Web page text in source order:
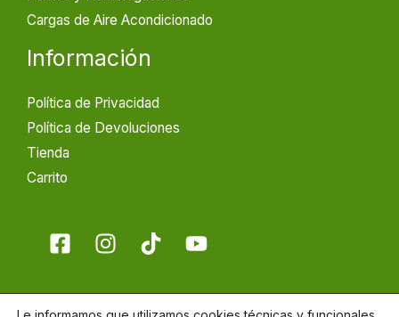
Cargas de Aire Acondicionado
Información
Política de Privacidad
Política de Devoluciones
Tienda
Carrito